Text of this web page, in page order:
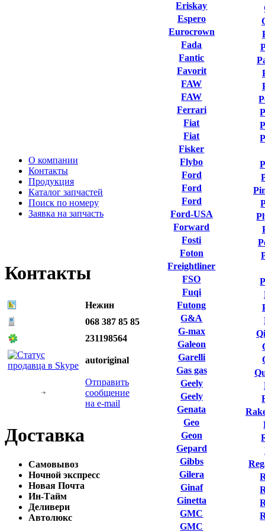
О компании
Контакты
Продукция
Каталог запчастей
Поиск по номеру
Заявка на запчасть
Контакты
Нежин
068 387 85 85
231198564
autoriginal
Отправить
сообщение
на e-mail
Доставка
Самовывоз
Ночной экспресс
Новая Почта
Ин-Тайм
Деливери
Автолюкс
Eriskay
Espero
Eurocrown
Fada
Fantic
Favorit
FAW
FAW
Ferrari
Fiat
Fiat
Fisker
Flybo
Ford
Ford
Ford
Ford-USA
Forward
Fosti
Foton
Freightliner
FSO
Fuqi
Futong
G&A
G-max
Galeon
Garelli
Gas gas
Geely
Geely
Genata
Geo
Geon
Gepard
Gibbs
Gilera
Ginaf
Ginetta
GMC
GMC